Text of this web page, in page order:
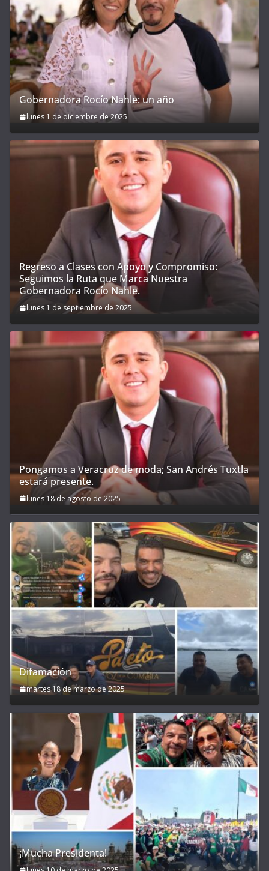
Gobernadora Rocío Nahle: un año
lunes 1 de diciembre de 2025
Regreso a Clases con Apoyo y Compromiso:
Seguimos la Ruta que Marca Nuestra
Gobernadora Rocío Nahle.
lunes 1 de septiembre de 2025
Pongamos a Veracruz de moda; San Andrés Tuxtla
estará presente.
lunes 18 de agosto de 2025
Difamación
martes 18 de marzo de 2025
¡Mucha Presidenta!